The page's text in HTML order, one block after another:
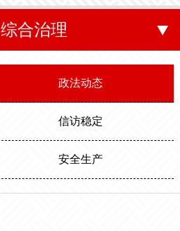
内别拉洪河下游西岸。
东以别拉洪河、南以
邻。场内地势平坦，
度，最高气温35.6度。
综合治理
政法动态
信访稳定
安全生产